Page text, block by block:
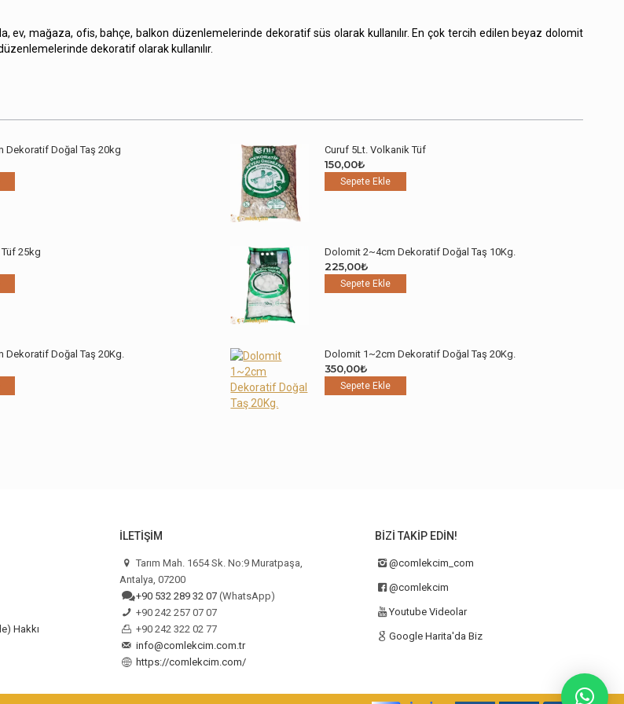
ev, mağaza, ofis, bahçe, balkon düzenlemelerinde dekoratif süs olarak kullanılır. En çok tercih edilen beyaz dolomit
dekoratif olarak kullanılır.
Dekoratif Doğal Taş 20kg Curuf 5Lt. Volkanik Tüf
150,00₺
Sepete Ekle
25kg Dolomit 2~4cm Dekoratif Doğal Taş 10Kg.
225,00₺
Sepete Ekle
Doğal Taş 20Kg. Dolomit 1~2cm Dekoratif Doğal Taş 20Kg.
350,00₺
Sepete Ekle
Hakkı
İLETIŞIM
Tarım Mah. 1654 Sk. No:9 Muratpaşa,
Antalya, 07200
+90 532 289 32 07 (WhatsApp)
+90 242 257 07 07
+90 242 322 02 77
info@comlekcim.com.tr
https://comlekcim.com/
BIZI TAKIP EDIN!
@comlekcim_com
@comlekcim
Youtube Videolar
Google Harita'da Biz